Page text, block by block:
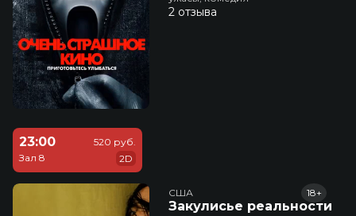
2 отзыва
23:00
Зал 8
520 руб.
2D
США
Закулисье реальности
18+